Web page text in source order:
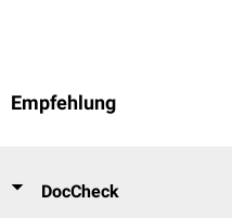
Empfehlung
DocCheck